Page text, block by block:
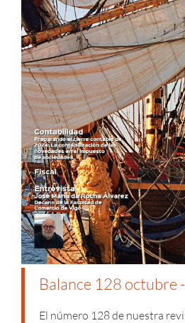
Balance 128 octubre
El número 128 de nuestra